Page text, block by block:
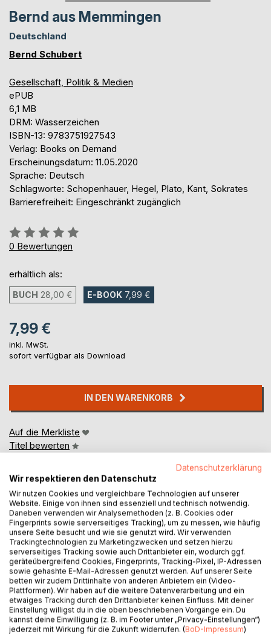
Bernd aus Memmingen
Deutschland
Bernd Schubert
Gesellschaft, Politik & Medien
ePUB
6,1 MB
DRM: Wasserzeichen
ISBN-13: 9783751927543
Verlag: Books on Demand
Erscheinungsdatum: 11.05.2020
Sprache: Deutsch
Schlagworte: Schopenhauer, Hegel, Plato, Kant, Sokrates
Barrierefreiheit: Eingeschränkt zugänglich
Bewertung::
0%
0 Bewertungen
erhältlich als:
BUCH 28,00 € E-BOOK 7,99 €
7,99 €
inkl. MwSt.
sofort verfügbar als Download
IN DEN WARENKORB
Auf die Merkliste
Titel bewerten
BESCHREIBUNG
Deutschland und Bernd Schubert.
Gerechtigkeit als arbeitsloser Taxiunternehmer?
Machen Richter auch ihre Arbeit gewissenhaft?
Datenschutzerklärung
Wir respektieren den Datenschutz
Wir nutzen Cookies und vergleichbare Technologien auf unserer
Website. Einige von ihnen sind essenziell und technisch notwendig.
Daneben verwenden wir Analysemethoden (z. B. Cookies oder
Fingerprints sowie serverseitiges Tracking), um zu messen, wie häufig
unsere Seite besucht und wie sie genutzt wird. Wir verwenden
Trackingtechnologien zu Marketingzwecken und setzen hierzu
serverseitiges Tracking sowie auch Drittanbieter ein, wodurch ggf.
geräteübergreifend Cookies, Fingerprints, Tracking-Pixel, IP-Adressen
sowie gehashte E-Mail-Adressen genutzt werden. Auf unserer Seite
betten wir zudem Drittinhalte von anderen Anbietern ein (Video-
Plattformen). Wir haben auf die weitere Datenverarbeitung und ein
etwaiges Tracking durch den Drittanbieter keinen Einfluss. Mit deiner
Einstellung willigst du in die oben beschriebenen Vorgänge ein. Du
kannst deine Einwilligung (z. B. im Footer unter „Privacy-Einstellungen“)
jederzeit mit Wirkung für die Zukunft widerrufen. (BoD-Impressum)